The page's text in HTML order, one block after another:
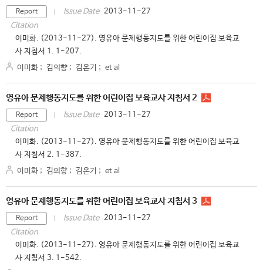
Report Issue Date 2013-11-27
Citation
이미화. (2013-11-27). 영유아 문제행동지도를 위한 어린이집 보육교
사 지침서 1. 1-207.
이미화 ; 김의향 ; 김온기 ; et al
영유아 문제행동지도를 위한 어린이집 보육교사 지침서 2
Report Issue Date 2013-11-27
Citation
이미화. (2013-11-27). 영유아 문제행동지도를 위한 어린이집 보육교
사 지침서 2. 1-387.
이미화 ; 김의향 ; 김온기 ; et al
영유아 문제행동지도를 위한 어린이집 보육교사 지침서 3
Report Issue Date 2013-11-27
Citation
이미화. (2013-11-27). 영유아 문제행동지도를 위한 어린이집 보육교
사 지침서 3. 1-542.